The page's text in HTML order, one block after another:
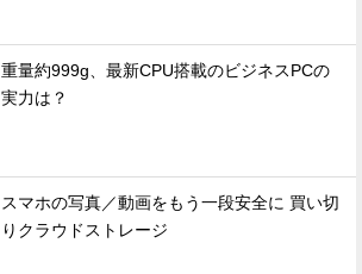
重量約999g、最新CPU搭載のビジネスPCの
実力は？
スマホの写真／動画をもう一段安全に 買い切
りクラウドストレージ